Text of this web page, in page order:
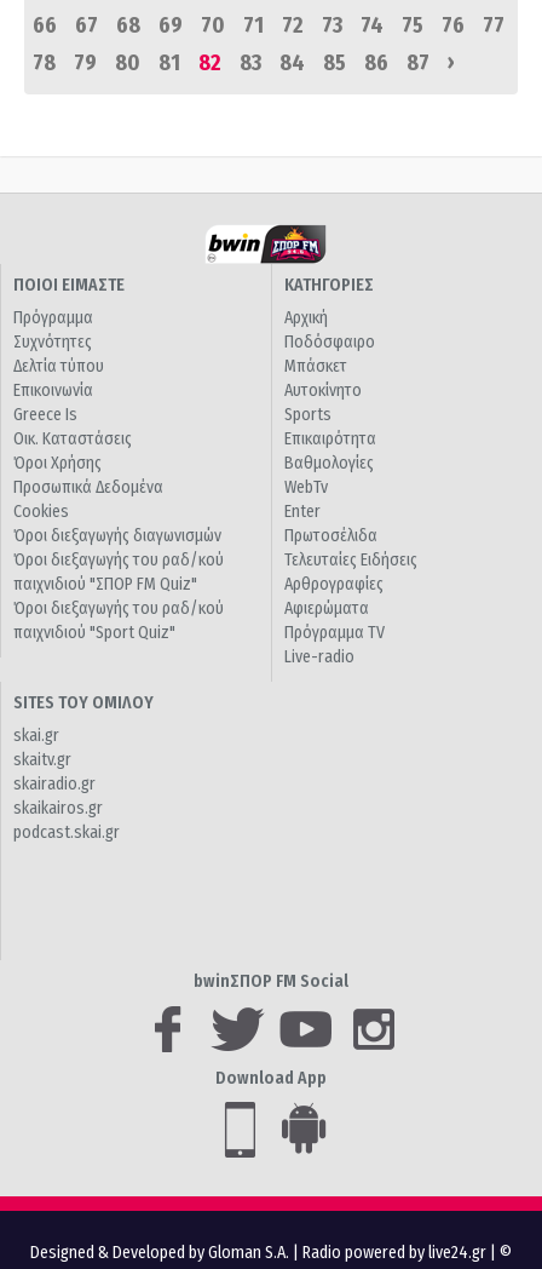
66
67 68 69 70 71 72 73 74 75 76
77
78
79 80 81 82 83 84 85 86 87 ›
ΠΟΙΟΙ ΕΙΜΑΣΤΕ
Πρόγραμμα
Συχνότητες
Δελτία τύπου
Επικοινωνία
Greece Is
Οικ. Καταστάσεις
Όροι Χρήσης
Προσωπικά Δεδομένα
Cookies
Όροι διεξαγωγής διαγωνισμών
Όροι διεξαγωγής του ραδ/κού
παιχνιδιού "ΣΠΟΡ FM Quiz"
Όροι διεξαγωγής του ραδ/κού
παιχνιδιού "Sport Quiz"
ΚΑΤΗΓΟΡΙΕΣ
Αρχική
Ποδόσφαιρο
Μπάσκετ
Αυτοκίνητο
Sports
Επικαιρότητα
Βαθμολογίες
WebTv
Enter
Πρωτοσέλιδα
Τελευταίες Ειδήσεις
Αρθρογραφίες
Αφιερώματα
Πρόγραμμα TV
Live-radio
SITES ΤΟΥ ΟΜΙΛΟΥ
skai.gr
skaitv.gr
skairadio.gr
skaikairos.gr
podcast.skai.gr
bwinΣΠΟΡ FM Social
Download App
Designed & Developed by Gloman S.A. Radio powered by live24.gr | ©